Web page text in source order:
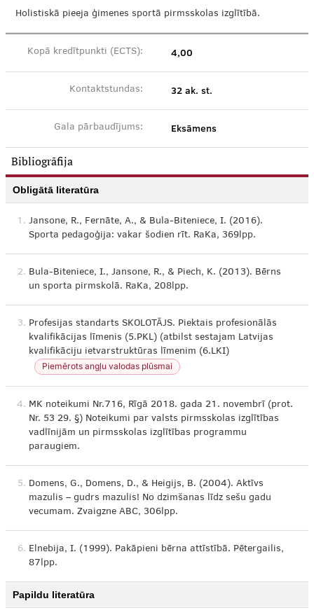
Holistiskā pieeja ģimenes sportā pirmsskolas izglītībā.
Kopā kredītpunkti (ECTS): 4,00
Kontaktstundas: 32 ak. st.
Gala pārbaudījums: Eksāmens
Bibliogrāfija
Obligātā literatūra
1. Jansone, R., Fernāte, A., & Bula-Biteniece, I. (2016).
Sporta pedagoģija: vakar šodien rīt. RaKa, 369lpp.
2. Bula-Biteniece, I., Jansone, R., & Piech, K. (2013). Bērns
un sporta pirmskolā. RaKa, 208lpp.
3. Profesijas standarts SKOLOTĀJS. Piektais profesionālās
kvalifikācijas līmenis (5.PKL) (atbilst sestajam Latvijas
kvalifikāciju ietvarstruktūras līmenim (6.LKI)
Piemērots angļu valodas plūsmai
4. MK noteikumi Nr.716, Rīgā 2018. gada 21. novembrī (prot.
Nr. 53 29. §) Noteikumi par valsts pirmsskolas izglītības
vadlīnijām un pirmsskolas izglītības programmu
paraugiem.
5. Domens, G., Domens, D., & Heigijs, B. (2004). Aktīvs
mazulis – gudrs mazulis! No dzimšanas līdz sešu gadu
vecumam. Zvaigzne ABC, 306lpp.
6. Elnebija, I. (1999). Pakāpieni bērna attīstībā. Pētergailis,
87lpp.
Papildu literatūra